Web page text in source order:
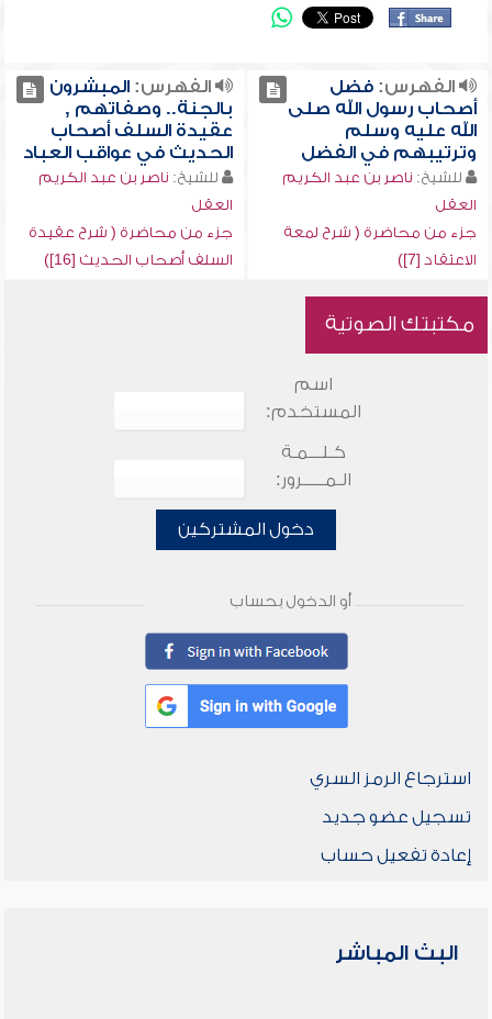
الفهرس:فضل
أصحاب رسول الله صلى
الله عليه وسلم
وترتيبهم في الفضل
للشيخ: ناصر بن عبد الكريم
العقل
جزء من محاضرة ( شرح لمعة
الاعتقاد [7])
الفهرس:المبشرون
بالجنة.. وصفاتهم ,
عقيدة السلف أصحاب
الحديث في عواقب العباد
للشيخ: ناصر بن عبد الكريم
العقل
جزء من محاضرة ( شرح عقيدة
السلف أصحاب الحديث [16])
مكتبتك الصوتية
اسم
المستخدم:
كـلـــمـة
الـمـــــرور:
دخول المشتركين
أو الدخول بحساب
استرجاع الرمز السري
تسجيل عضو جديد
إعادة تفعيل حساب
البث المباشر